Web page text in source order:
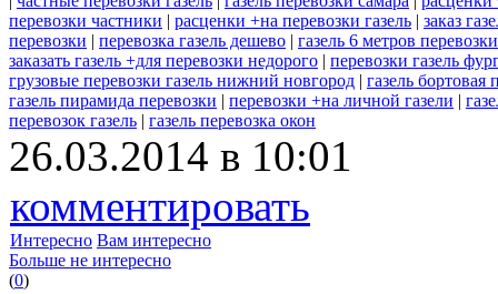
перевозки частники | расценки +на перевозки газель | заказ
перевозки | перевозка газель дешево | газель 6 метров перевозки
заказать газель +для перевозки недорого | перевозки газель
грузовые перевозки газель нижний новгород | газель бортовая
газель пирамида перевозки | перевозки +на личной газели |
перевозок газель | газель перевозка окон
26.03.2014 в 10:01
комментировать
Интересно Вам интересно
Больше не интересно
(0)